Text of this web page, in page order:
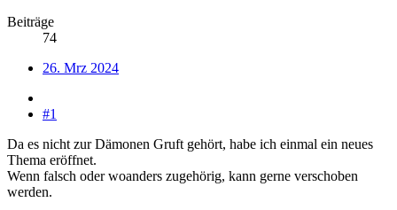
Beiträge
74
26. Mrz 2024
#1
Da es nicht zur Dämonen Gruft gehört, habe ich einmal ein neues
Thema eröffnet.
Wenn falsch oder woanders zugehörig, kann gerne verschoben
werden.